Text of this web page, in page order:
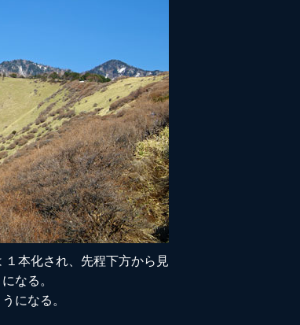
本化され、先程下方から見
なる。
になる。